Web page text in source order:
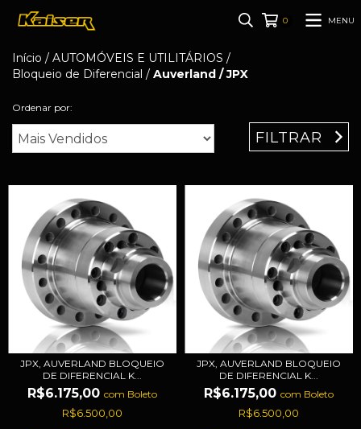
0 MENU
Início / AUTOMÓVEIS E UTILITÁRIOS /
Bloqueio de Diferencial / Auverland / JPX
Ordenar por:
FILTRAR
JPX, AUVERLAND BLOQUEIO
DE DIFERENCIAL K...
R$6.175,00 com Boleto
R$6.500,00
JPX, AUVERLAND BLOQUEIO
DE DIFERENCIAL K...
R$6.175,00 com Boleto
R$6.500,00